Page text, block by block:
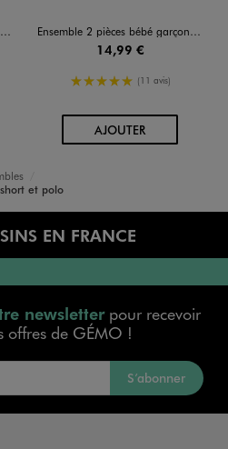
Ensemble 2 pièces bébé garçon polo et short
14,99 €
5/5 de moyenne
(11 avis)
AJOUTERAU PANIER
et polo
EN FRANCE
newsletterpour recevoir
offres de GÉMO !
S’abonner